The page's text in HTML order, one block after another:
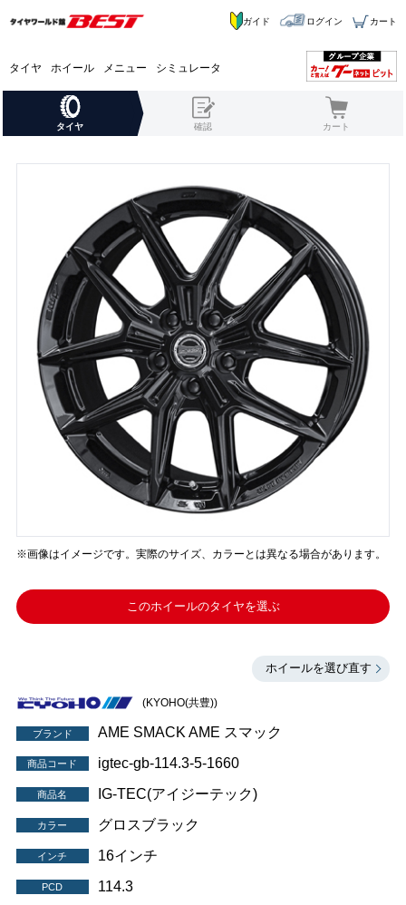
タイヤ ホイール メニュー シミュレータ
ガイド ログイン カート
タイヤ 確認 カート
※画像はイメージです。実際のサイズ、カラーとは異なる場合があります。
このホイールのタイヤを選ぶ
ホイールを選び直す
(KYOHO(共豊))
ブランド AME SMACK AME スマック
商品コード igtec-gb-114.3-5-1660
商品名 IG-TEC(アイジーテック)
カラー グロスブラック
インチ 16インチ
PCD 114.3